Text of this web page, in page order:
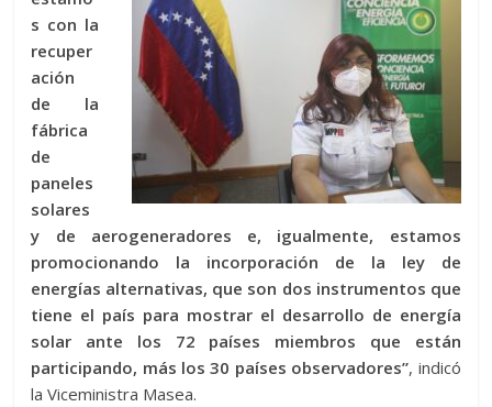
s con la
recuper
ación
de la
fábrica
de
paneles
solares
y de aerogeneradores e, igualmente, estamos
promocionando la incorporación de la ley de
energías alternativas, que son dos instrumentos que
tiene el país para mostrar el desarrollo de energía
solar ante los 72 países miembros que están
participando, más los 30 países observadores”, indicó
la Viceministra Masea.